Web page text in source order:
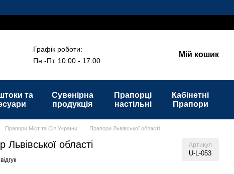
Графік роботи:
Пн.-Пт. 10:00 - 17:00
Мій кошик
та
Сувенірна
продукція
Прапорці
настільні
Кабінетні
Прапори
Прапори Міст та Сіл України Прапори Львівської області
Львівської області Артикул
U-L-053